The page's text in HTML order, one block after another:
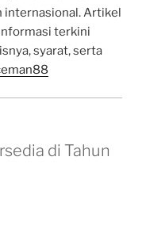
internasional. Artikel
terkini
syarat, serta
di Tahun